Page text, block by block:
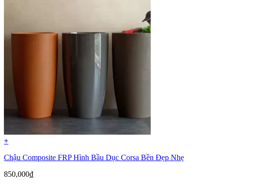
+
Chậu Composite FRP Hình Bầu Dục Corsa Bền Đẹp Nhẹ
850,000₫